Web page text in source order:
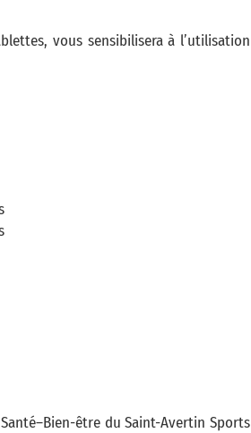
vous sensibilisera à l’utilisation
être du Saint-Avertin Sports